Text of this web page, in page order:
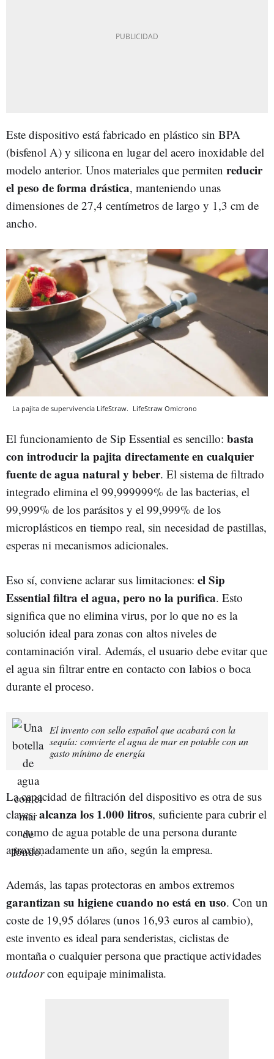
Este dispositivo está fabricado en plástico sin BPA
(bisfenol A) y silicona en lugar del acero inoxidable del
modelo anterior. Unos materiales que permiten reducir
el peso de forma drástica, manteniendo unas
dimensiones de 27,4 centímetros de largo y 1,3 cm de
ancho.
La pajita de supervivencia LifeStraw. LifeStraw Omicrono
El funcionamiento de Sip Essential es sencillo: basta
con introducir la pajita directamente en cualquier
fuente de agua natural y beber. El sistema de filtrado
integrado elimina el 99,999999% de las bacterias, el
99,999% de los parásitos y el 99,999% de los
microplásticos en tiempo real, sin necesidad de pastillas,
esperas ni mecanismos adicionales.
Eso sí, conviene aclarar sus limitaciones: el Sip
Essential filtra el agua, pero no la purifica. Esto
significa que no elimina virus, por lo que no es la
solución ideal para zonas con altos niveles de
contaminación viral. Además, el usuario debe evitar que
el agua sin filtrar entre en contacto con labios o boca
durante el proceso.
El invento con sello español que acabará con la
sequía: convierte el agua de mar en potable con un
gasto mínimo de energía
La capacidad de filtración del dispositivo es otra de sus
claves:alcanza los 1.000 litros, suficiente para cubrir el
consumo de agua potable de una persona durante
aproximadamente un año, según la empresa.
Además, las tapas protectoras en ambos extremos
garantizan su higiene cuando no está en uso. Con un
coste de 19,95 dólares (unos 16,93 euros al cambio),
este invento es ideal para senderistas, ciclistas de
montaña o cualquier persona que practique actividades
outdoorcon equipaje minimalista.